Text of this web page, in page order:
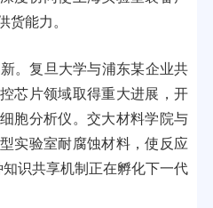
货能力。
。复旦大学与浦东某企业共
芯片领域取得重大进展，开
胞分析仪。交大材料学院与
实验室耐腐蚀材料，使反应
识共享机制正在孵化下一代